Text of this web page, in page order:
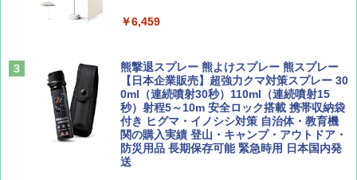
￥1,540
Coyote No.89 特集 星野道夫 夢見る旅
球の歩き方A ヨーロッパ
￥2,479
A26 地球の歩き方 チェコ ポーランド スロヴ
ァキア 2026～2027 地球の歩き方A ヨーロッ
ーチ ピクニック ポップアップテント 携帯 簡
￥4,980
ENDLESS BASE 《めざましテレビで紹介》
テント ワンタッチ RENEW 幅200 2-3人用 43
500002(89232)
￥5,999
￥6,459
熊撃退スプレー 熊よけスプレー 熊スプレー
【日本企業販売】超強力クマ対策スプレー 30
0ml（連続噴射30秒）110ml（連続噴射15
秒）射程5～10m 安全ロック搭載 携帯収納袋
付き ヒグマ・イノシシ対策 自治体・教育機
関の購入実績 登山・キャンプ・アウトドア・
防災用品 長期保存可能 緊急時用 日本国内発
送